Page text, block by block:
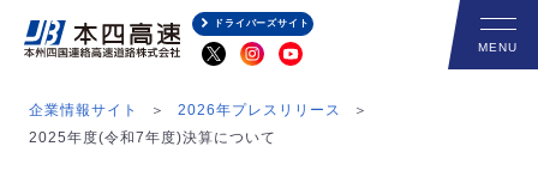
ドライバーズサイト
企業情報サイト
2026年プレスリリース
2025年度(令和7年度)決算について